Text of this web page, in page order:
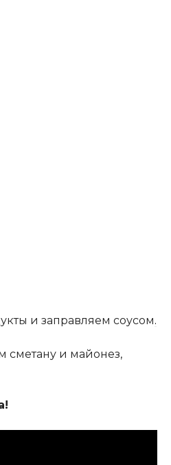
и заправляем соусом.
сметану и майонез,